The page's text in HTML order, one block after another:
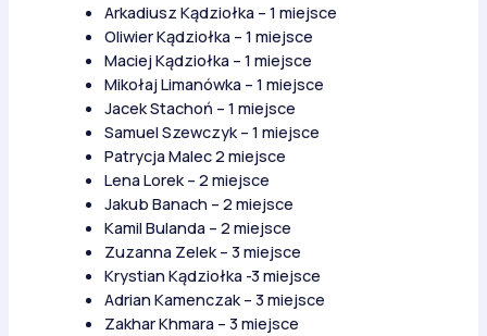
Arkadiusz Kądziołka – 1 miejsce
Oliwier Kądziołka – 1 miejsce
Maciej Kądziołka – 1 miejsce
Mikołaj Limanówka – 1 miejsce
Jacek Stachoń – 1 miejsce
Samuel Szewczyk – 1 miejsce
Patrycja Malec 2 miejsce
Lena Lorek – 2 miejsce
Jakub Banach – 2 miejsce
Kamil Bulanda – 2 miejsce
Zuzanna Zelek – 3 miejsce
Krystian Kądziołka -3 miejsce
Adrian Kamenczak – 3 miejsce
Zakhar Khmara – 3 miejsce